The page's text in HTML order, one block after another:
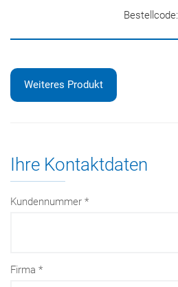
Bestellcode:
Weiteres Produkt
Ihre Kontaktdaten
Kundennummer
Firma